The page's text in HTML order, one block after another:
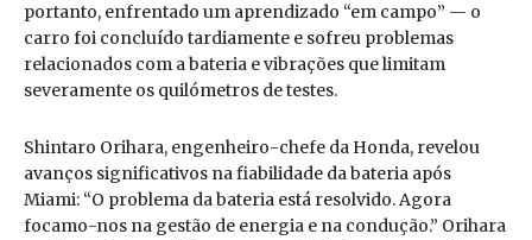
portanto, enfrentado um aprendizado “em campo” — o
carro foi concluído tardiamente e sofreu problemas
relacionados com a bateria e vibrações que limitam
severamente os quilómetros de testes.
Shintaro Orihara, engenheiro-chefe da Honda, revelou
avanços significativos na fiabilidade da bateria após
Miami: “O problema da bateria está resolvido. Agora
focamo-nos na gestão de energia e na condução.” Orihara